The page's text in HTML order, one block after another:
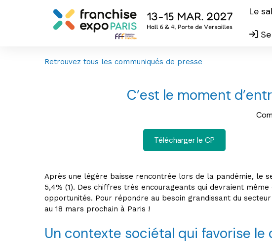
Le
Retrouvez tous les communiqués de presse
C’est le moment
Télécharger le CP
Après une légère baisse rencontrée lors de la pandémie, le
5,4% (1). Des chiffres très encourageants qui devraient
opportunités. Pour répondre au besoin grandissant du
au 18 mars prochain à Paris !
Un contexte sociétal qui favorise